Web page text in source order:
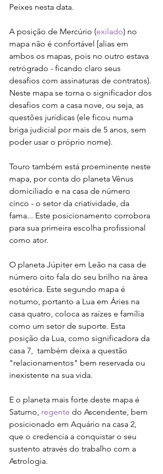
Peixes nesta data.
A posição de Mercúrio (exilado) no
mapa não é confortável [alias em
ambos os mapas, pois no outro estava
retrógrado - ficando claro seus
desafios com assinaturas de contratos).
Neste mapa se torna o significador dos
desafios com a casa nove, ou seja, as
questões jurídicas (ele ficou numa
briga judicial por mais de 5 anos, sem
poder usar o próprio nome).
Touro também está proeminente neste
mapa, por conta do planeta Vênus
domiciliado e na casa de número
cinco - o setor da criatividade, da
fama... Este posicionamento corrobora
para sua primeira escolha profissional
como ator.
O planeta Júpiter em Leão na casa de
número oito fala do seu brilho na área
esotérica. Este segundo mapa é
noturno, portanto a Lua em Áries na
casa quatro, coloca as raízes e família
como um setor de suporte. Esta
posição da Lua, como significadora da
casa 7,  também deixa a questão
"relacionamentos" bem reservada ou
inexistente na sua vida.
E o planeta mais forte deste mapa é
Saturno, regente do Ascendente, bem
posicionado em Aquário na casa 2,
que o credencia a conquistar o seu
sustento através do trabalho com a
Astrologia.